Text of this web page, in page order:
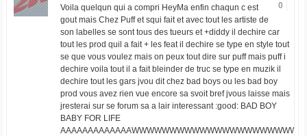
0
Voila quelqun qui a compri HeyMa enfin chaqun c est
gout mais Chez Puff et squi fait et avec tout les artiste de
son labelles se sont tous des tueurs et +diddy il dechire car
tout les prod quil a fait + les feat il dechire se type en style tout
se que vous voulez mais on peux tout dire sur puff mais puff i
dechire voila tout il a fait bleinder de truc se type en muzik il
dechire tout les gars jvou dit chez bad boys ou les bad boy
prod vous avez rien vue encore sa svoit bref jvous laisse mais
jresterai sur se forum sa a lair interessant :good: BAD BOY
BABY FOR LIFE